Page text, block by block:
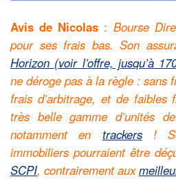
Avis de Nicolas : Bourse
pour ses frais bas. Son
Horizon (voir l’offre, jusqu’à
ne déroge pas à la règle : sans
frais d’arbitrage, et de
très belle gamme d’unités
notamment en trackers!
immobiliers pourraient être
SCPI, contrairement aux